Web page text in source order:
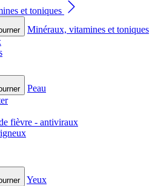
et toniques
Minéraux, vitamines et toniques
Peau
fièvre - antiviraux
Yeux